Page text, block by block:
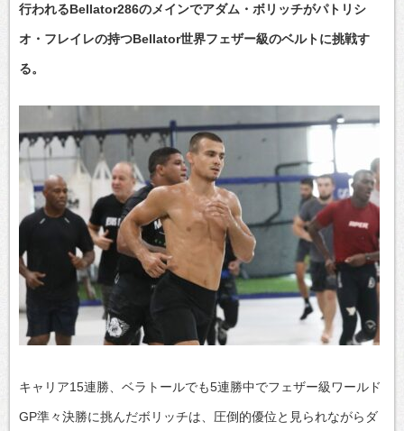
行われるBellator286のメインでアダム・ボリッチがパトリシ
オ・フレイレの持つBellator世界フェザー級のベルトに挑戦す
る。
キャリア15連勝、ベラトールでも5連勝中でフェザー級ワールド
GP準々決勝に挑んだボリッチは、圧倒的優位と見られながらダ